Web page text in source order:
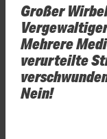
Großer
Mehrere
verurteilte
Nein!